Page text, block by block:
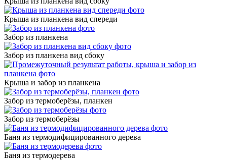
Крыша из планкена вид спереди
Забор из планкена
Забор из планкена вид сбоку
Крыша и забор из планкена
Забор из термоберёзы, планкен
Забор из термоберёзы
Баня из термодифицированного дерева
Баня из термодерева